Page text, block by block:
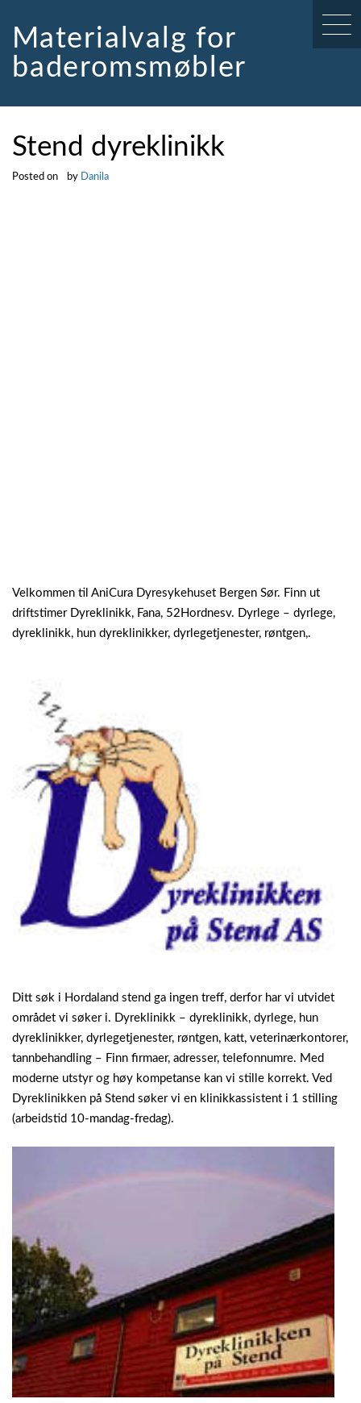
contentMaterialvalg for
baderomsmøbler
Stend dyreklinikk
Posted on by Danila
Velkommen til AniCura Dyresykehuset Bergen Sør. Finn ut
driftstimer Dyreklinikk, Fana, 52Hordnesv. Dyrlege – dyrlege,
dyreklinikk, hun dyreklinikker, dyrlegetjenester, røntgen,.
Ditt søk i Hordaland stend ga ingen treff, derfor har vi utvidet
området vi søker i. Dyreklinikk – dyreklinikk, dyrlege, hun
dyreklinikker, dyrlegetjenester, røntgen, katt, veterinærkontorer,
tannbehandling – Finn firmaer, adresser, telefonnumre. Med
moderne utstyr og høy kompetanse kan vi stille korrekt. Ved
Dyreklinikken på Stend søker vi en klinikkassistent i 1 stilling
(arbeidstid 10-mandag-fredag).